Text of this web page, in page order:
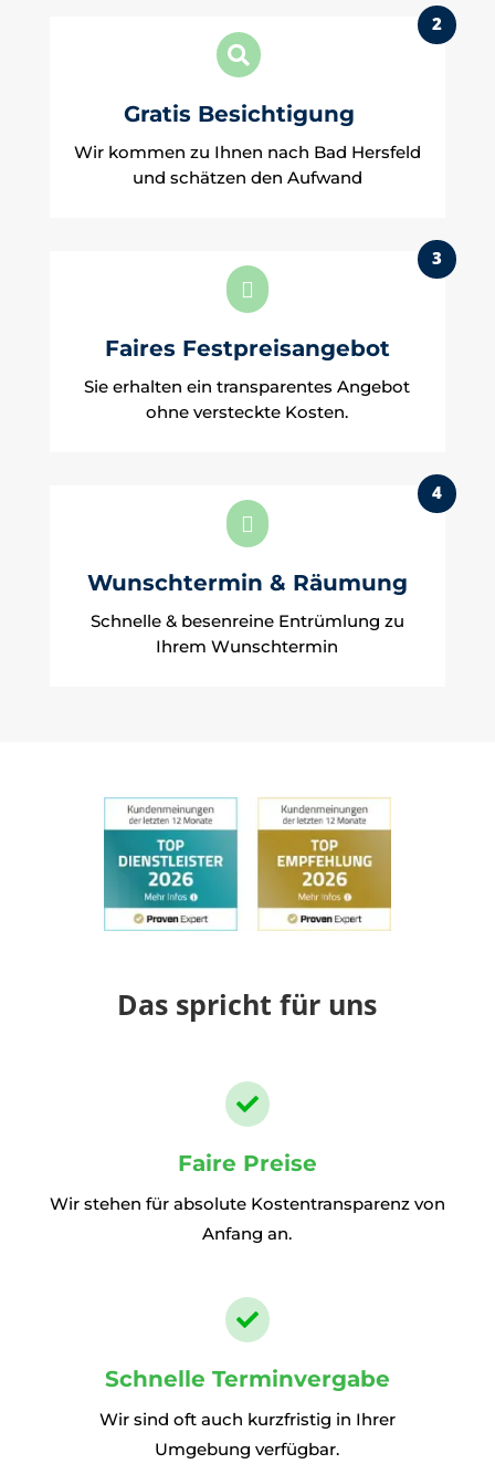

Gratis Besichtigung
2
Wir kommen zu Ihnen nach Bad Hersfeld
und schätzen den Aufwand

Faires Festpreisangebot
3
Sie erhalten ein transparentes Angebot
ohne versteckte Kosten.

Wunschtermin & Räumung
4
Schnelle & besenreine Entrümlung zu
Ihrem Wunschtermin
Das spricht für uns

Faire Preise
Wir stehen für absolute Kostentransparenz von
Anfang an.

Schnelle Terminvergabe
Wir sind oft auch kurzfristig in Ihrer
Umgebung verfügbar.